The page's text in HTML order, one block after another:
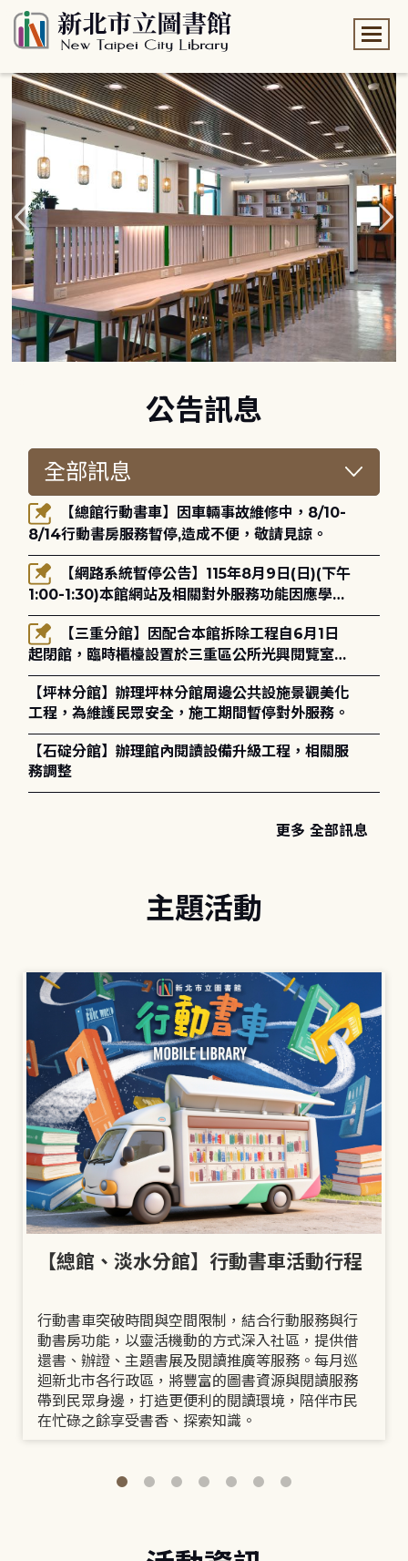
公告訊息
8/14行動書房服務暫停,造成不便，敬請見諒。
1:00-1:30)本館網站及相關對外服務功能因應學術
網路升級更新將暫停服務。
起閉館，臨時櫃檯設置於三重區公所光興閱覽室，
造成不便，敬請見諒。
【坪林分館】辦理坪林分館周邊公共設施景觀美化
工程，為維護民眾安全，施工期間暫停對外服務。
【石碇分館】辦理館內閱讀設備升級工程，相關服
務調整
更多 全部訊息
主題活動
【總館、淡水分館】行動書車活動行程
行動書車突破時間與空間限制，結合行動服務與行
動書房功能，以靈活機動的方式深入社區，提供借
還書、辦證、主題書展及閱讀推廣等服務。每月巡
迴新北市各行政區，將豐富的圖書資源與閱讀服務
帶到民眾身邊，打造更便利的閱讀環境，陪伴市民
在忙碌之餘享受書香、探索知識。